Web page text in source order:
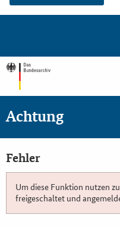
Achtung
Fehler
Um diese Funktion nutzen
freigeschaltet und